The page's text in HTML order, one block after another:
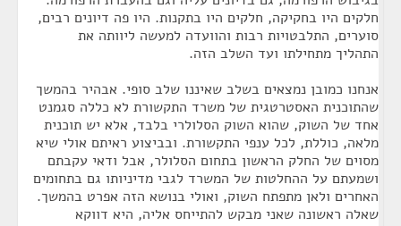
חלקים היו בחקיקה, חלקים היו בתקנות. היו פה דיונים רבים,
סוערים, התלבטויות רבות והוועדה למעשה ליוותה את
התהליך מתחילתו ועד השלב הזה.
אנחנו כמובן נמצאים בשלב שאיננו שלב סופי. אבהיר בהמשך
שהתוכנית האסטרטגית של משרד התקשורת לא כללה סגמנט
אחד של השוק, שהוא השוק הסלולרי בלבד, אלא יש תוכנית
מלאה, כוללת, לכל ענפי התקשורת. ובביצוע ראיתם אולי שיא
מסוים של החלק הראשון בתחום הסלולר, אבל ודאי עקבתם
ושמעתם על ההחלטות של המשרד לגבי מדיניותו גם בתחומים
האחרים ולאן מתפתח השוק, ואולי בנושא הזה אפרט בהמשך.
שאלה ראשונה שאני מבקש להתייחס אליה, היא דווקא